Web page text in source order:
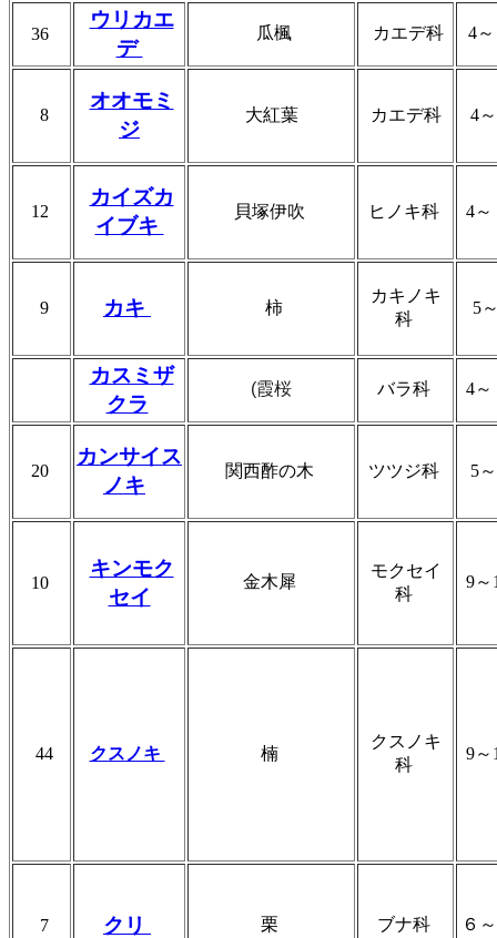
36
ウリカエ
デ
瓜楓 カエデ科 4
8
オオモミ
ジ
大紅葉 カエデ科 4
12
カイズカ
イブキ
貝塚伊吹 ヒノキ科 4
9 カキ 柿
カキノキ
科
5
カスミザ
クラ
(霞桜 バラ科 4
20
カンサイス
ノキ
関西酢の木 ツツジ科 5
10
キンモク
セイ
金木犀
モクセイ
科
9
44 クスノキ 楠
クスノキ
科
9
7 クリ 栗 ブナ科 ６